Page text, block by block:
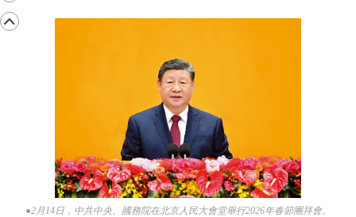
●2月14日，中共中央、國務院在北京人民大會堂舉行2026年春節團拜會。